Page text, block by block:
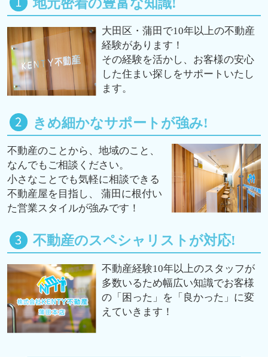
地元密着の豊富な知識!
大田区・蒲田で10年以上の不動産
経験があります！
その経験を活かし、お客様の安心
した住まい探しをサポートいたし
ます。
きめ細かなサポートが強み!
不動産のことから、地域のこと、
なんでもご相談ください。
小さなことでも気軽に相談できる
不動産屋を目指し、 蒲田に根付い
た営業スタイルが強みです！
不動産のスペシャリストが対応!
不動産経験10年以上のスタッフが
多数いるため幅広い知識でお客様
の「困った」を「良かった」に変
えていきます！